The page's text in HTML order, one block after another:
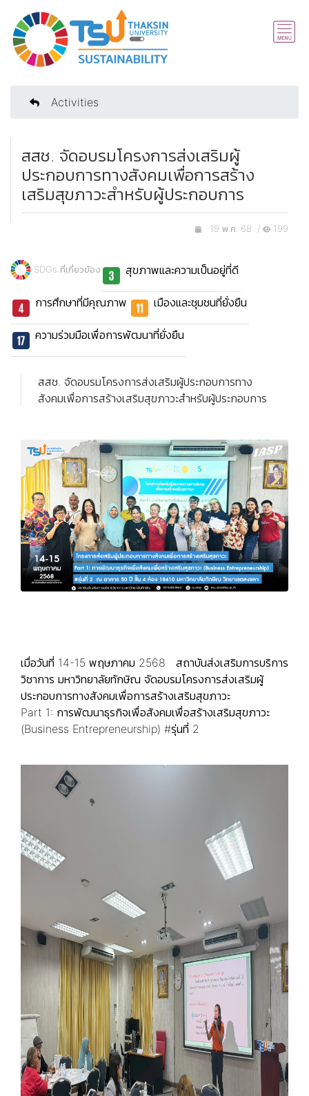
Activities
สสช. จัดอบรมโครงการส่งเสริมผู้
ประกอบการทางสังคมเพื่อการสร้าง
เสริมสุขภาวะสำหรับผู้ประกอบการ
19 พ.ค. 68 / 199
SDGs ที่เกี่ยวข้อง สุขภาพและความเป็นอยู่ที่ดี
การศึกษาที่มีคุณภาพ เมืองและชุมชนที่ยั่งยืน
ความร่วมมือเพื่อการพัฒนาที่ยั่งยืน
สสช. จัดอบรมโครงการส่งเสริมผู้ประกอบการทาง
สังคมเพื่อการสร้างเสริมสุขภาวะสำหรับผู้ประกอบการ
เมื่อวันที่ 14-15 พฤษภาคม 2568 สถาบันส่งเสริมการบริการ
วิชาการ มหาวิทยาลัยทักษิณ จัดอบรมโครงการส่งเสริมผู้
ประกอบการทางสังคมเพื่อการสร้างเสริมสุขภาวะ
Part 1: การพัฒนาธุรกิจเพื่อสังคมเพื่อสร้างเสริมสุขภาวะ
(Business Entrepreneurship) #รุ่นที่ 2